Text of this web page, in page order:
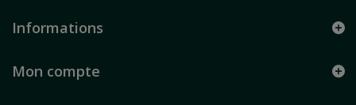
Informations
Mon compte